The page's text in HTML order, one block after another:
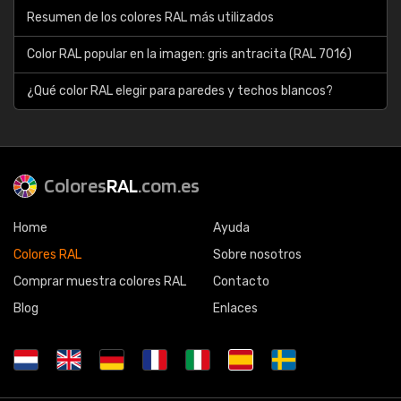
Resumen de los colores RAL más utilizados
Color RAL popular en la imagen: gris antracita (RAL 7016)
¿Qué color RAL elegir para paredes y techos blancos?
ColoresRAL.com.es
Home
Colores RAL
Comprar muestra colores RAL
Blog
Ayuda
Sobre nosotros
Contacto
Enlaces